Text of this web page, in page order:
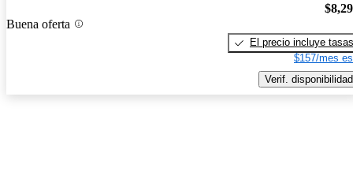
Buena oferta
El precio incluye tasas
$157/mes
Verif. disponibilidad